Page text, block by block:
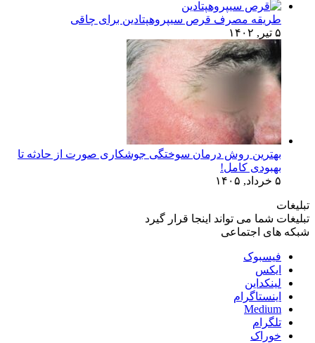
طریقه مصرف قرص سیپروهپتادین برای چاقی
۵ تیر, ۱۴۰۲
بهترین روش درمان سوختگی جوشکاری صورت از حادثه تا
بهبودی کامل!
۵ خرداد, ۱۴۰۵
تبلیغات
تبلیغات شما می تواند اینجا قرار گیرد
شبکه های اجتماعی
فیسبوک
ایکس
لینکداین
اینستاگرام
Medium
تلگرام
خوراک